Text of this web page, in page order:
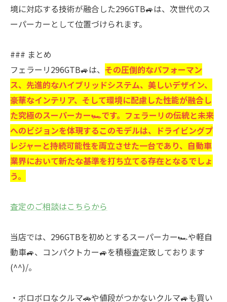
境に対応する技術が融合した296GTB🚙は、次世代のス
ーパーカーとして位置づけられます。
### まとめ
フェラーリ296GTB🚙は、 その圧倒的なパフォーマン
ス、先進的なハイブリッドシステム、美しいデザイン、
豪華なインテリア、そして環境に配慮した性能が融合し
た究極のスーパーカー🏎です。フェラーリの伝統と未来
へのビジョンを体現するこのモデルは、ドライビングプ
レジャーと持続可能性を両立させた一台であり、自動車
業界において新たな基準を打ち立てる存在となるでしょ
う。
査定のご相談はこちらから
当店では、296GTBを初めとするスーパーカー🏎や軽自
動車🚙、コンパクトカー🚙を積極査定致しております
(^^)/。
・ボロボロなクルマ🚗や値段がつかないクルマ🚙も買い